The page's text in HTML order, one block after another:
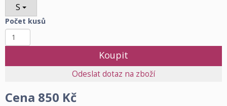
S
Počet kusů
Cena 850 Kč